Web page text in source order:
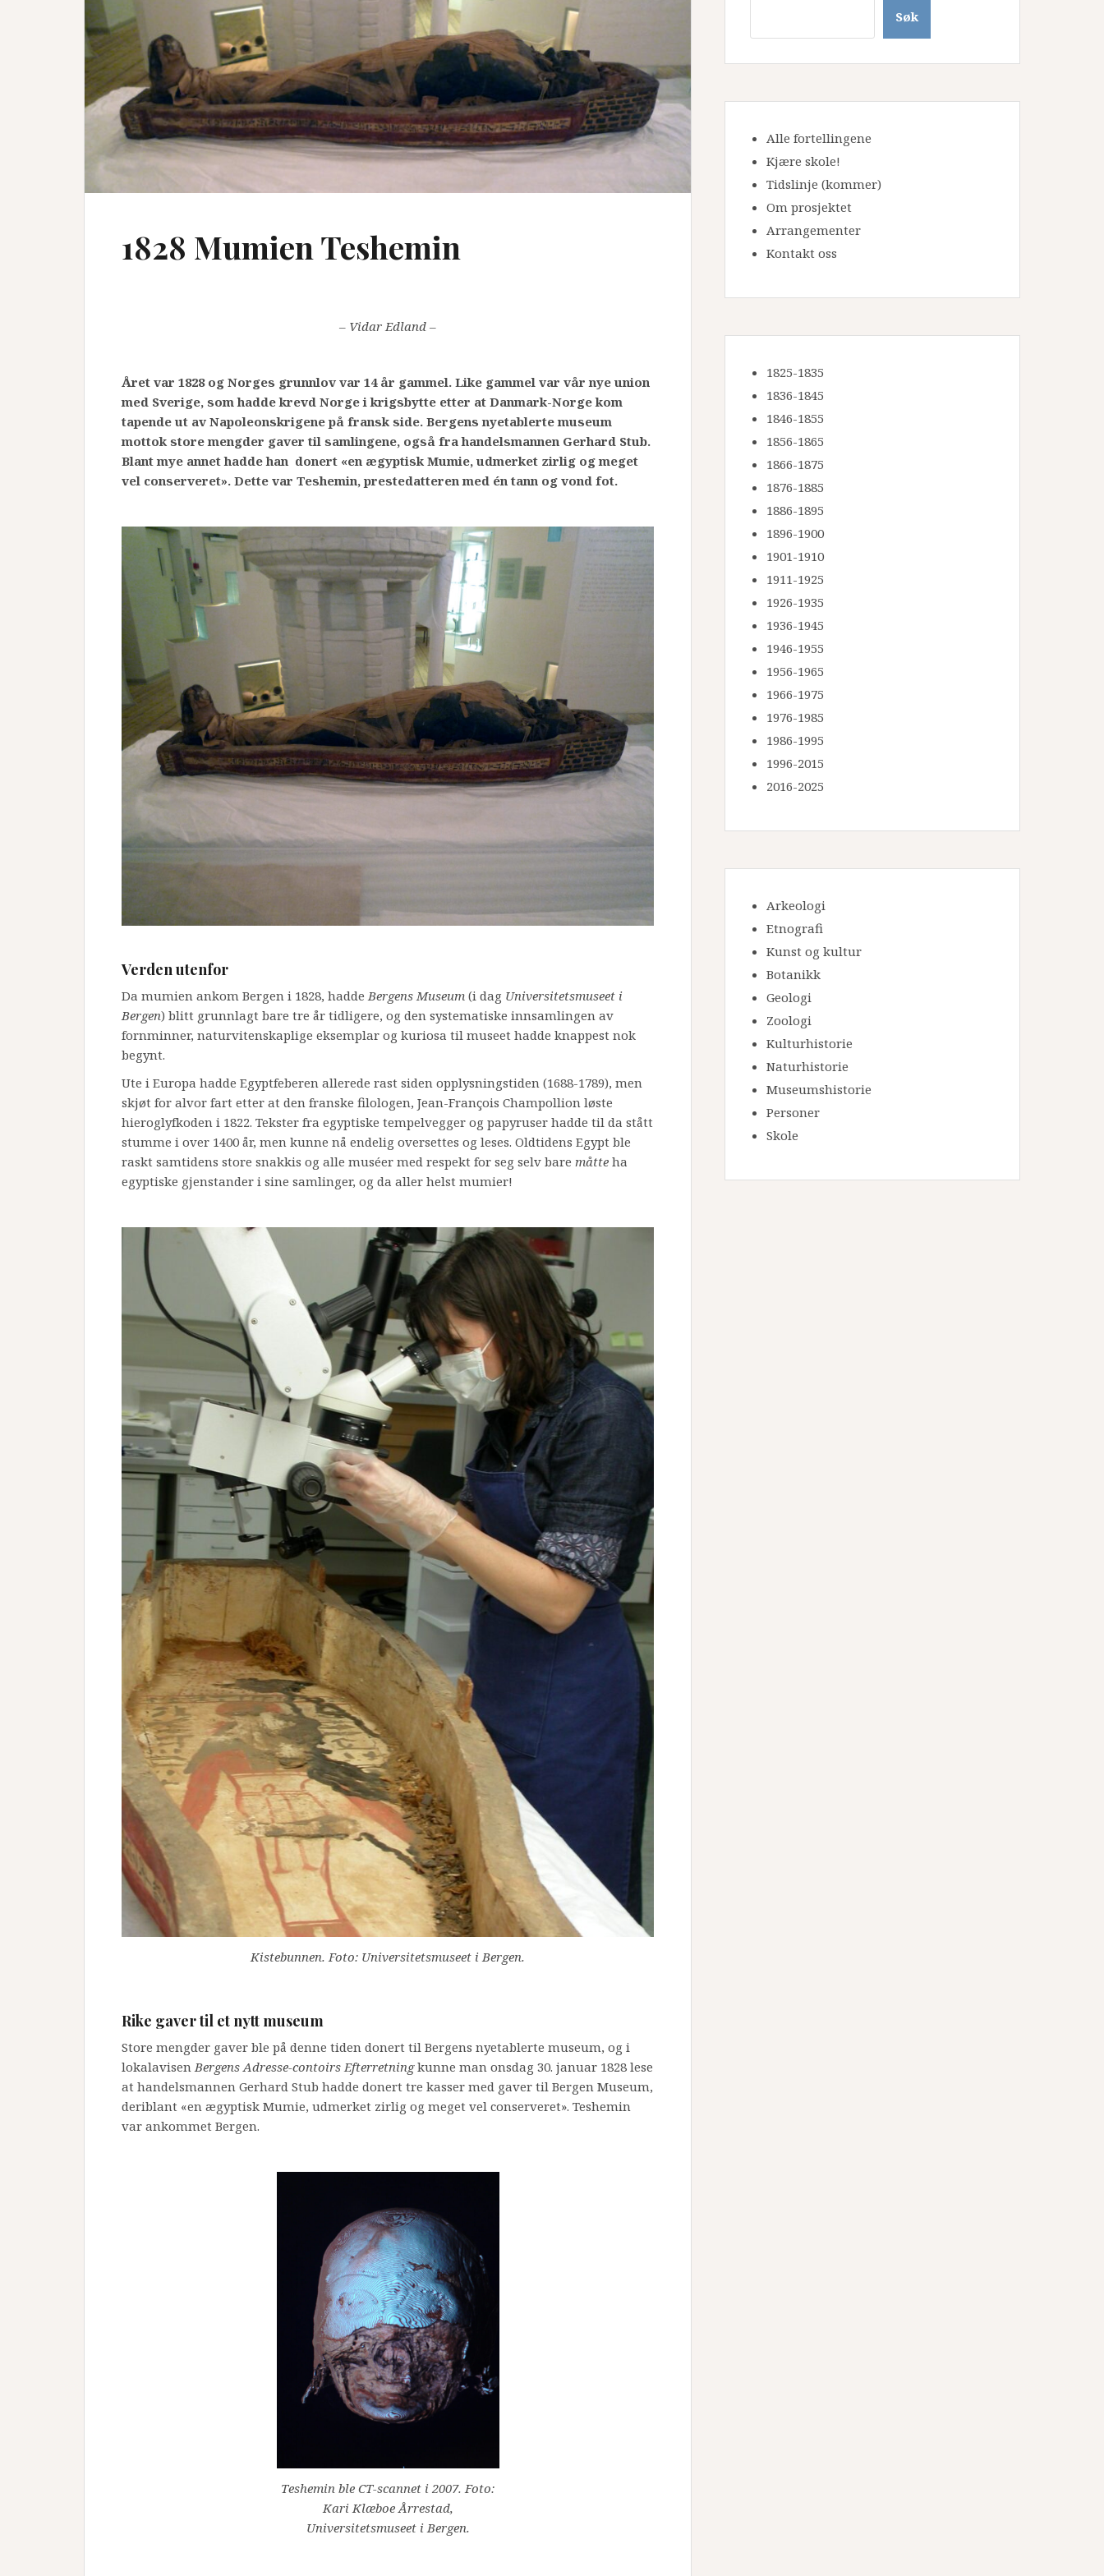
1828 Mumien Teshemin
– Vidar Edland –
Året var 1828 og Norges grunnlov var 14 år gammel. Like gammel var vår nye union
med Sverige, som hadde krevd Norge i krigsbytte etter at Danmark-Norge kom
tapende ut av Napoleonskrigene på fransk side. Bergens nyetablerte museum
mottok store mengder gaver til samlingene, også fra handelsmannen Gerhard Stub.
Blant mye annet hadde han donert «en ægyptisk Mumie, udmerket zirlig og meget
vel conserveret». Dette var Teshemin, prestedatteren med én tann og vond fot.
Verden utenfor
Da mumien ankom Bergen i 1828, haddeBergens Museum (i dag Universitetsmuseet i
Bergen) blitt grunnlagt bare tre år tidligere, og den systematiske innsamlingen av
fornminner, naturvitenskaplige eksemplar og kuriosa til museet hadde knappest nok
begynt.
Ute i Europa hadde Egyptfeberen allerede rast siden opplysningstiden (1688-1789), men
skjøt for alvor fart etter at den franske filologen, Jean-François Champollion løste
hieroglyfkoden i 1822. Tekster fra egyptiske tempelvegger og papyruser hadde til da stått
stumme i over 1400 år, men kunne nå endelig oversettes og leses. Oldtidens Egypt ble
raskt samtidens store snakkis og alle muséer med respekt for seg selv bare måtte ha
egyptiske gjenstander i sine samlinger, og da aller helst mumier!
Kistebunnen. Foto: Universitetsmuseet i Bergen.
Rike gaver til et nytt museum
Store mengder gaver ble på denne tiden donert til Bergens nyetablerte museum, og i
lokalavisen Bergens Adresse-contoirs Efterretningkunne man onsdag 30. januar 1828 lese
at handelsmannen Gerhard Stub hadde donert tre kasser med gaver til Bergen Museum,
deriblant «en ægyptisk Mumie, udmerket zirlig og meget vel conserveret». Teshemin
var ankommet Bergen.
Teshemin ble CT-scannet i 2007. Foto:
Kari Klæboe Årrestad,
Universitetsmuseet i Bergen.
Søk
Alle fortellingene
Kjære skole!
Tidslinje (kommer)
Om prosjektet
Arrangementer
Kontakt oss
1825-1835
1836-1845
1846-1855
1856-1865
1866-1875
1876-1885
1886-1895
1896-1900
1901-1910
1911-1925
1926-1935
1936-1945
1946-1955
1956-1965
1966-1975
1976-1985
1986-1995
1996-2015
2016-2025
Arkeologi
Etnografi
Kunst og kultur
Botanikk
Geologi
Zoologi
Kulturhistorie
Naturhistorie
Museumshistorie
Personer
Skole